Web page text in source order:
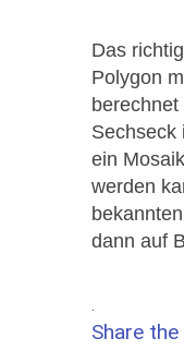
Das
Polygon
Sechseck
ein
werden
dann auf
Share